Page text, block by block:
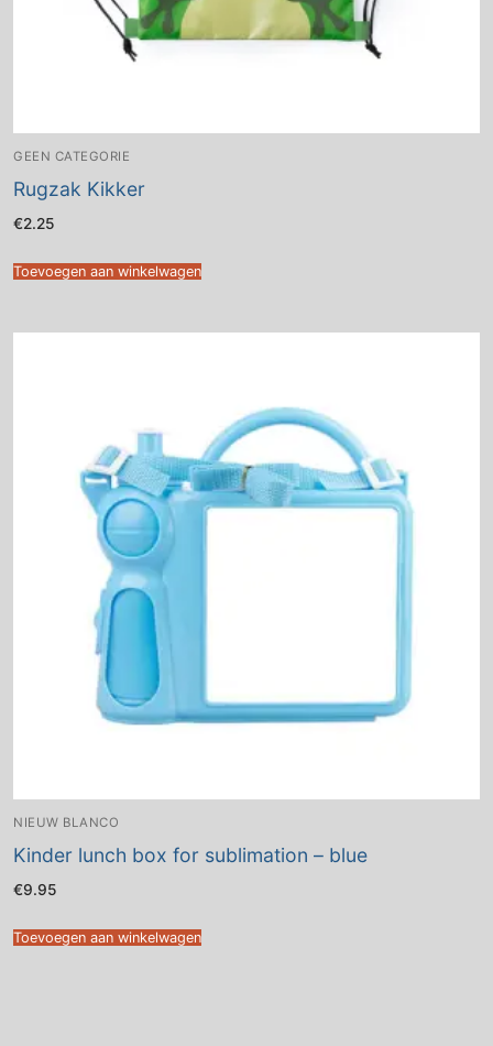
GEEN CATEGORIE
Rugzak Kikker
€2.25
Toevoegen aan winkelwagen
NIEUW BLANCO
Kinder lunch box for sublimation – blue
€9.95
Toevoegen aan winkelwagen